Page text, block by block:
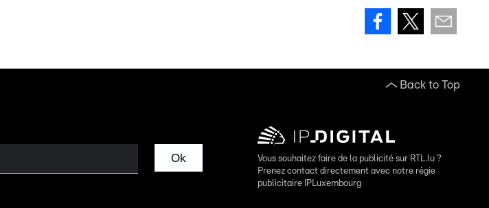
Back to Top
Ok
Vous souhaitez faire de la publicité sur RTL.lu ?
Prenez contact directement avec notre régie
publicitaire IPLuxembourg